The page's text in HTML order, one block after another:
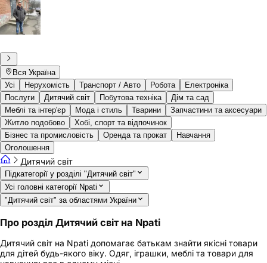
Вся Україна
Усі
Нерухомість Транспорт / Авто Робота
Електроніка
Послуги
Дитячий світ Побутова техніка
Дім та сад
Меблі та інтер'єр
Мода і стиль Тварини
Запчастини та аксесуари
Житло подобово
Хобі, спорт та відпочинок
Бізнес та промисловість
Оренда та прокат
Навчання
Оголошення
Дитячий світ
Підкатегорії у розділі "Дитячий світ"
Усі головні категорії Npati
"Дитячий світ" за областями України
Про розділ Дитячий світ на Npati
Дитячий світ на Npati допомагає батькам знайти якісні товари
для дітей будь-якого віку. Одяг, іграшки, меблі та товари для